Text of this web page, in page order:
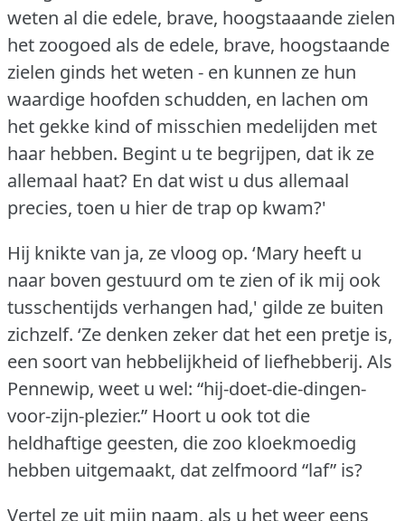
weten al die edele, brave, hoogstaaande zielen
het zoogoed als de edele, brave, hoogstaande
zielen ginds het weten - en kunnen ze hun
waardige hoofden schudden, en lachen om
het gekke kind of misschien medelijden met
haar hebben. Begint u te begrijpen, dat ik ze
allemaal haat? En dat wist u dus allemaal
precies, toen u hier de trap op kwam?'
Hij knikte van ja, ze vloog op. ‘Mary heeft u
naar boven gestuurd om te zien of ik mij ook
tusschentijds verhangen had,' gilde ze buiten
zichzelf. ‘Ze denken zeker dat het een pretje is,
een soort van hebbelijkheid of liefhebberij. Als
Pennewip, weet u wel: “hij-doet-die-dingen-
voor-zijn-plezier.” Hoort u ook tot die
heldhaftige geesten, die zoo kloekmoedig
hebben uitgemaakt, dat zelfmoord “laf” is?
Vertel ze uit mijn naam, als u het weer eens